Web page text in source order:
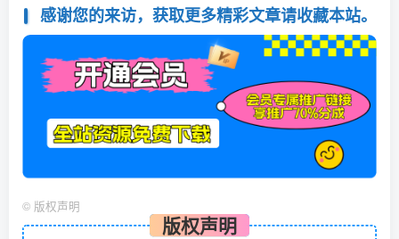
感谢您的来访，获取更多精彩文章请收藏本站。
© 版权声明
版权声明